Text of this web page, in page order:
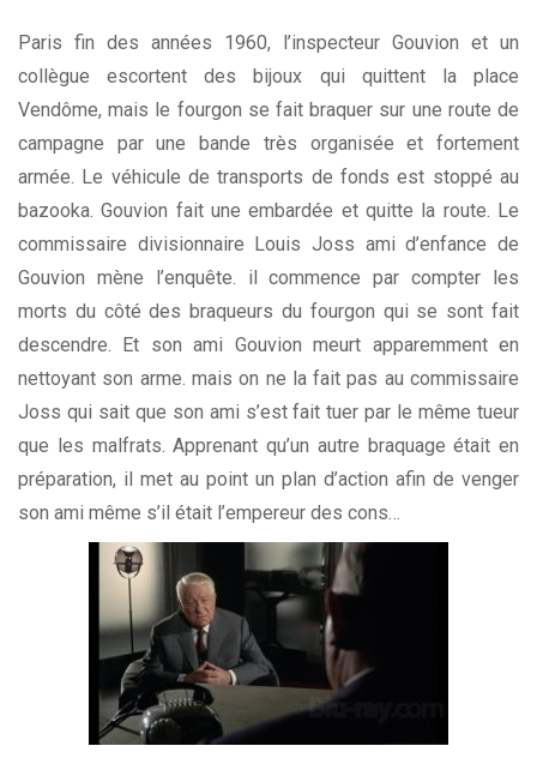
Paris fin des années 1960, l’inspecteur Gouvion et un
collègue escortent des bijoux qui quittent la place
Vendôme, mais le fourgon se fait braquer sur une route de
campagne par une bande très organisée et fortement
armée. Le véhicule de transports de fonds est stoppé au
bazooka. Gouvion fait une embardée et quitte la route. Le
commissaire divisionnaire Louis Joss ami d’enfance de
Gouvion mène l’enquête. il commence par compter les
morts du côté des braqueurs du fourgon qui se sont fait
descendre. Et son ami Gouvion meurt apparemment en
nettoyant son arme. mais on ne la fait pas au commissaire
Joss qui sait que son ami s’est fait tuer par le même tueur
que les malfrats. Apprenant qu’un autre braquage était en
préparation, il met au point un plan d’action afin de venger
son ami même s’il était l’empereur des cons…